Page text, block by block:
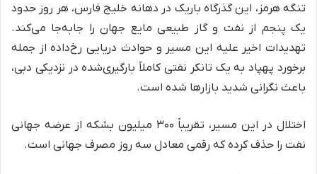
تنگه هرمز، این گذرگاه باریک در دهانه خلیج فارس، هر روز حدود
یک پنجم از نفت و گاز طبیعی مایع جهان را جابه‌جا می‌کند.
تهدیدات اخیر علیه این مسیر و حوادث دریایی رخ‌داده از جمله
برخورد پهپاد به یک تانکر نفتی کاملاً بارگیری‌شده در نزدیکی دبی،
باعث نگرانی شدید بازارها شده است.
اختلال در این مسیر، تقریباً ۳۰۰ میلیون بشکه از عرضه جهانی
نفت را حذف کرده که رقمی معادل سه روز مصرف جهانی است.